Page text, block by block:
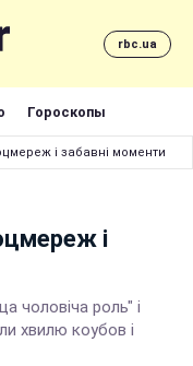
rbc.ua
Гороскопы
і забавні моменти
і
чоловіча роль" і
хвилю коубов і